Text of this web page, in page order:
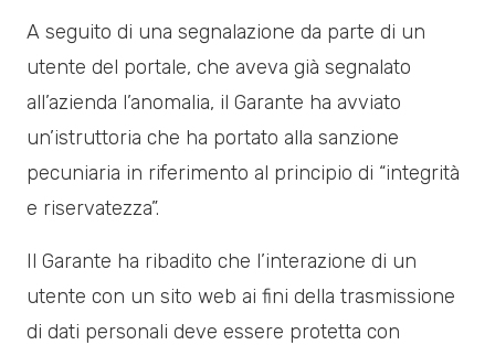
A seguito di una segnalazione da parte di un
utente del portale, che aveva già segnalato
all’azienda l’anomalia, il Garante ha avviato
un’istruttoria che ha portato alla sanzione
pecuniaria in riferimento al principio di “integrità
e riservatezza”.
Il Garante ha ribadito che l’interazione di un
utente con un sito web ai fini della trasmissione
di dati personali deve essere protetta con